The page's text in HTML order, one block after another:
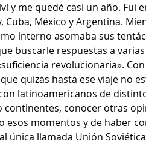
y me quedé casi un año.
Cuba, México y Argentina.
interno asomaba sus
buscarle respuestas a
revolucionaria».
quizás hasta ese viaje no
latinoamericanos de
continentes, conocer otras
esos momentos y de haber
única llamada Unión